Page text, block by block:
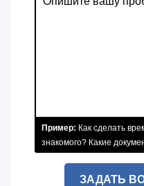
Пример: Как сделать
знакомого? Какие
ЗАДАТЬ